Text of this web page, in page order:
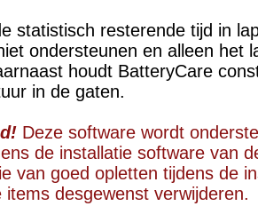
statistisch resterende tijd in
ondersteunen en alleen het
houdt BatteryCare
in de gaten.
Deze software wordt
de installatie software van
van goed opletten tijdens de
items desgewenst verwijderen.